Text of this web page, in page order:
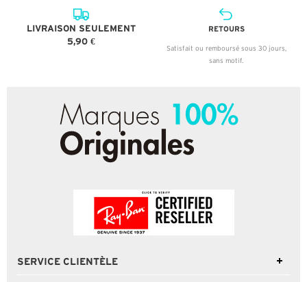
LIVRAISON SEULEMENT
5,90 €
RETOURS
Satisfait ou remboursé sous 30 jours,
sans motif.
SERVICE CLIENTÈLE